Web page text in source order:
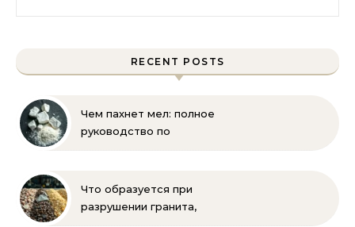
RECENT POSTS
Чем пахнет мел: полное
руководство по
Что образуется при
разрушении гранита,